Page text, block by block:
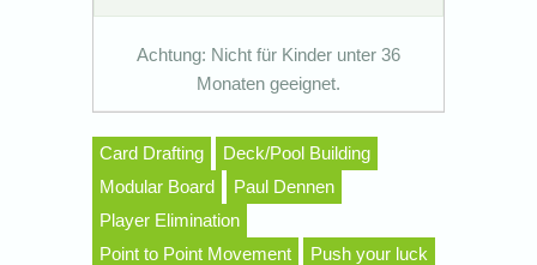
Achtung: Nicht für Kinder unter 36
Monaten geeignet.
Card Drafting
Deck/Pool Building
Modular Board
Paul Dennen
Player Elimination
Point to Point Movement
Push your luck